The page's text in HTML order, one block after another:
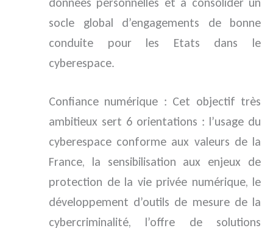
socle global d’engagements de bonne
conduite pour les Etats dans le
cyberespace.
Confiance numérique : Cet objectif très
ambitieux sert 6 orientations : l’usage du
cyberespace conforme aux valeurs de la
France, la sensibilisation aux enjeux de
protection de la vie privée numérique, le
développement d’outils de mesure de la
cybercriminalité, l’offre de solutions